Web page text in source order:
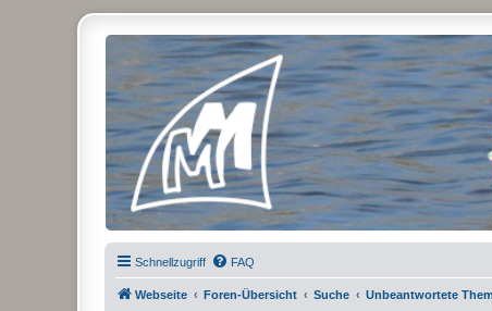
Micro Magic Forum Deutschland
Schnellzugriff FAQ
Webseite Foren-Übersicht Suche Unbeantwortete